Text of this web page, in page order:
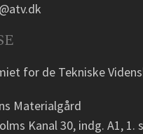
for de Tekniske
Materialgård
Kanal 30, indg. A1, 1.